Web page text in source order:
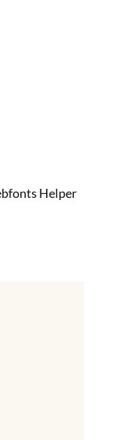
Helper